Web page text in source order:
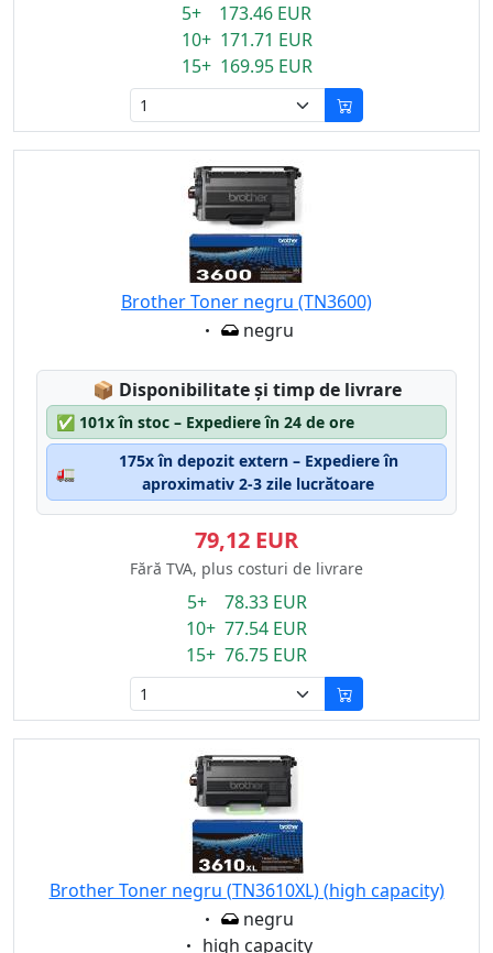
5+ 173.46 EUR
10+ 171.71 EUR
15+ 169.95 EUR
Brother Toner negru (TN3600)
Eigenschaft:
negru
📦 Lagerstatus:
Disponibilitate și timp de livrare
✅ 101x în stoc – Expediere în 24 de ore
🚛
175x în depozit extern – Expediere în
aproximativ 2-3 zile lucrătoare
79,12 EUR
Fără TVA, plus costuri de livrare
5+ 78.33 EUR
10+ 77.54 EUR
15+ 76.75 EUR
Brother Toner negru (TN3610XL) (high capacity)
Eigenschaft:
negru
Eigenschaft:
high capacity